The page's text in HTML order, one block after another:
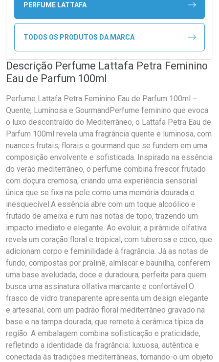
PERFUME LATTAFA
TODOS OS PRODUTOS DA MARCA
Descrição Perfume Lattafa Petra Feminino
Eau de Parfum 100ml
Perfume Lattafa Petra Feminino Eau de Parfum 100ml –
Quente, Luminosa e GourmandPerfume feminino que evoca
o luxo descontraído do Mediterrâneo, o Lattafa Petra Eau de
Parfum 100ml revela uma fragrância quente e luminosa, com
nuances frutais, florais e gourmand que se fundem em uma
composição envolvente e sofisticada. Inspirado na essência
do verão mediterrâneo, o perfume combina frescor frutado
com doçura cremosa, criando uma experiência sensorial
única que se fixa na pele como uma memória dourada e
inesquecível.A essência abre com um toque alcoólico e
frutado de ameixa e rum nas notas de topo, trazendo um
impacto imediato e elegante. Ao evoluir, a pirâmide olfativa
revela um coração floral e tropical, com tuberosa e coco, que
adicionam corpo e feminilidade à fragrância. Já as notas de
fundo, compostas por pralinê, almíscar e baunilha, conferem
uma base aveludada, doce e duradoura, perfeita para quem
busca uma assinatura olfativa marcante e confortável.O
frasco de vidro transparente apresenta um design elegante
e artesanal, com um padrão floral mediterrâneo gravado na
base e na tampa dourada, que remete à cerâmica típica da
região. A embalagem combina sofisticação e praticidade,
refletindo a identidade da fragrância: luxuosa, autêntica e
conectada às tradições mediterrâneas, tornando-o um objeto